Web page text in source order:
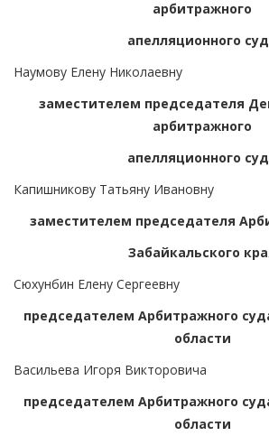
арбитражного
апелляционного
Наумову Елену Николаевну
заместителем председателя
арбитражного
апелляционного
Капишникову Татьяну Ивановну
заместителем председателя
Забайкальского
Сюхунбин Елену Сергеевну
председателем Арбитражного
области
Васильева Игоря Викторовича
председателем Арбитражного
области